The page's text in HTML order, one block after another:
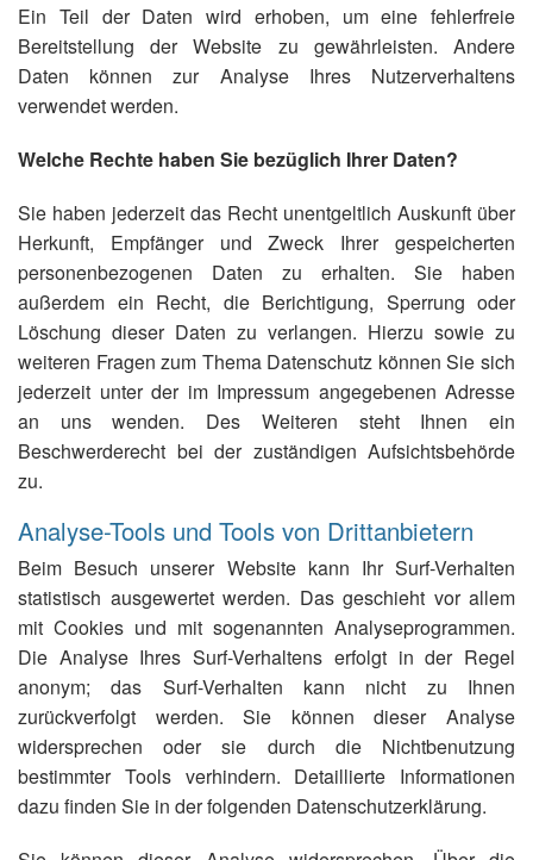
Ein Teil der Daten wird erhoben, um eine fehlerfreie
Bereitstellung der Website zu gewährleisten. Andere
Daten können zur Analyse Ihres Nutzerverhaltens
verwendet werden.
Welche Rechte haben Sie bezüglich Ihrer Daten?
Sie haben jederzeit das Recht unentgeltlich Auskunft über
Herkunft, Empfänger und Zweck Ihrer gespeicherten
personenbezogenen Daten zu erhalten. Sie haben
außerdem ein Recht, die Berichtigung, Sperrung oder
Löschung dieser Daten zu verlangen. Hierzu sowie zu
weiteren Fragen zum Thema Datenschutz können Sie sich
jederzeit unter der im Impressum angegebenen Adresse
an uns wenden. Des Weiteren steht Ihnen ein
Beschwerderecht bei der zuständigen Aufsichtsbehörde
zu.
Analyse-Tools und Tools von Drittanbietern
Beim Besuch unserer Website kann Ihr Surf-Verhalten
statistisch ausgewertet werden. Das geschieht vor allem
mit Cookies und mit sogenannten Analyseprogrammen.
Die Analyse Ihres Surf-Verhaltens erfolgt in der Regel
anonym; das Surf-Verhalten kann nicht zu Ihnen
zurückverfolgt werden. Sie können dieser Analyse
widersprechen oder sie durch die Nichtbenutzung
bestimmter Tools verhindern. Detaillierte Informationen
dazu finden Sie in der folgenden Datenschutzerklärung.